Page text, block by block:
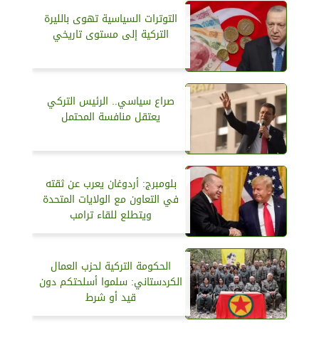
التوترات السياسية تهوى بالليرة
التركية إلى مستوى تاريخي
صراع سياسي.. الرئيس التركي
يعتقل منافسة المحتمل
بلومبرج: أردوغان يعرب عن ثقته
في التعاون مع الولايات المتحدة
ويتطلع للقاء ترامب
الحكومة التركية لحزب العمال
الكردستاني: سلموا أسلحتكم دون
قيد أو شرط